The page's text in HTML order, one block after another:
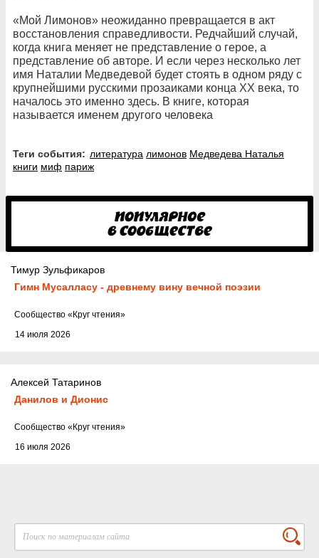
«Мой Лимонов» неожиданно превращается в акт
восстановления справедливости. Редчайший случай,
когда книга меняет не представление о герое, а
представление об авторе. И если через несколько лет
имя Наталии Медведевой будет стоять в одном ряду с
крупнейшими русскими прозаиками конца XX века, то
началось это именно здесь. В книге, которая
называется именем другого человека
Теги события: литература лимонов Медведева Наталья
книги миф париж
Тимур Зульфикаров
Гимн Мусалласу - древнему вину вечной поэзии
14 июля 2026
Cообщество «Круг чтения»
Алексей Татаринов
Данилов и Дионис
16 июля 2026
Cообщество «Круг чтения»